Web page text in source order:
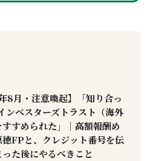
8月・注意喚起】「知り合っ
ンベスターズトラスト（海外
すめられた」｜高額報酬め
徳FPと、クレジット番号を伝
た後にやるべきこと